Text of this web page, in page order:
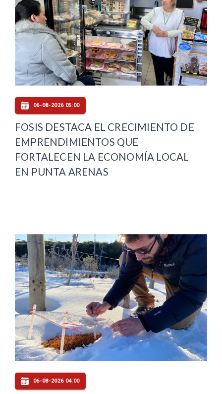
06-08-2026 05:00
FOSIS DESTACA EL CRECIMIENTO DE
EMPRENDIMIENTOS QUE
FORTALECEN LA ECONOMÍA LOCAL
EN PUNTA ARENAS
06-08-2026 04:00